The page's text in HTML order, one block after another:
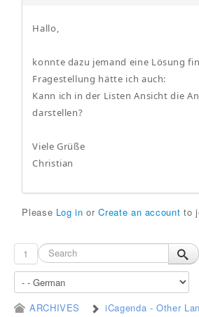
Hallo,
konnte dazu jemand eine Lösung
Fragestellung hätte ich auch:
Kann ich in der Listen Ansicht die
darstellen?
Viele Grüße
Christian
Please Log in orCreate an account to
1
ARCHIVES iCagenda - Other